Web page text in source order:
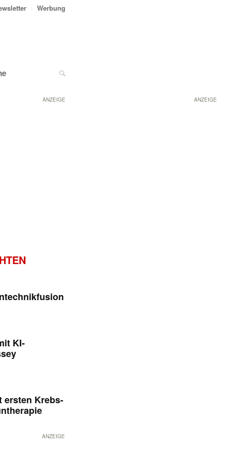
ANZEIGE
Werbung
ANZEIGE
KI-
ersten Krebs-
ANZEIGE